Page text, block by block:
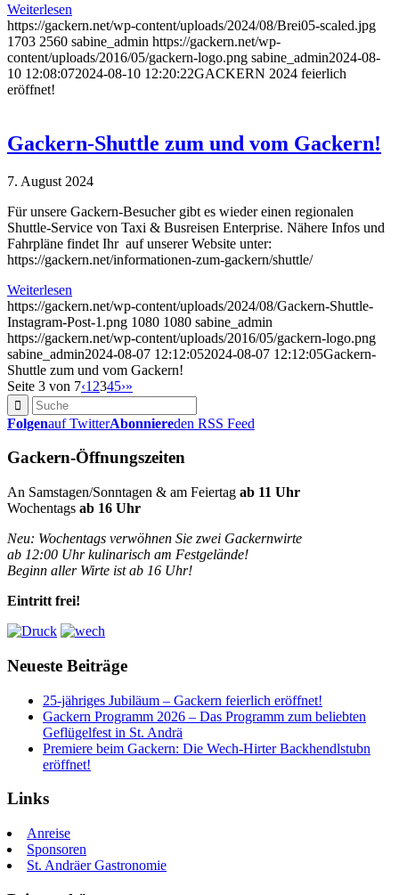
Weiterlesen
https://gackern.net/wp-content/uploads/2024/08/Brei05-scaled.jpg
1703 2560 sabine_admin https://gackern.net/wp-
content/uploads/2016/05/gackern-logo.png sabine_admin2024-08-
10 12:08:072024-08-10 12:20:22GACKERN 2024 feierlich
eröffnet!
Gackern-Shuttle zum und vom Gackern!
7. August 2024
Für unsere Gackern-Besucher gibt es wieder einen regionalen
Shuttle-Service von Taxi & Busreisen Enterprise. Nähere Infos und
Fahrpläne findet Ihr auf unserer Website unter:
https://gackern.net/informationen-zum-gackern/shuttle/
Weiterlesen
https://gackern.net/wp-content/uploads/2024/08/Gackern-Shuttle-
Instagram-Post-1.png 1080 1080 sabine_admin
https://gackern.net/wp-content/uploads/2016/05/gackern-logo.png
sabine_admin2024-08-07 12:12:052024-08-07 12:12:05Gackern-
Shuttle zum und vom Gackern!
Seite 3 von 7‹1 2345›»
Folgenauf TwitterAbonniereden RSS Feed
Gackern-Öffnungszeiten
An Samstagen/Sonntagen & am Feiertag ab 11 Uhr
Wochentags ab 16 Uhr
Neu: Wochentags verwöhnen Sie zwei Gackernwirte
ab 12:00 Uhr kulinarisch am Festgelände!
Beginn aller Wirte ist ab 16 Uhr!
Eintritt frei!
Neueste Beiträge
25-jähriges Jubiläum – Gackern feierlich eröffnet!
Gackern Programm 2026 – Das Programm zum beliebten
Geflügelfest in St. Andrä
Premiere beim Gackern: Die Wech-Hirter Backhendlstubn
eröffnet!
Links
Anreise
Sponsoren
St. Andräer Gastronomie